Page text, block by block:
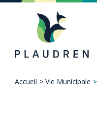
Aller
contenu
principal
Accueil > Vie Municipale >